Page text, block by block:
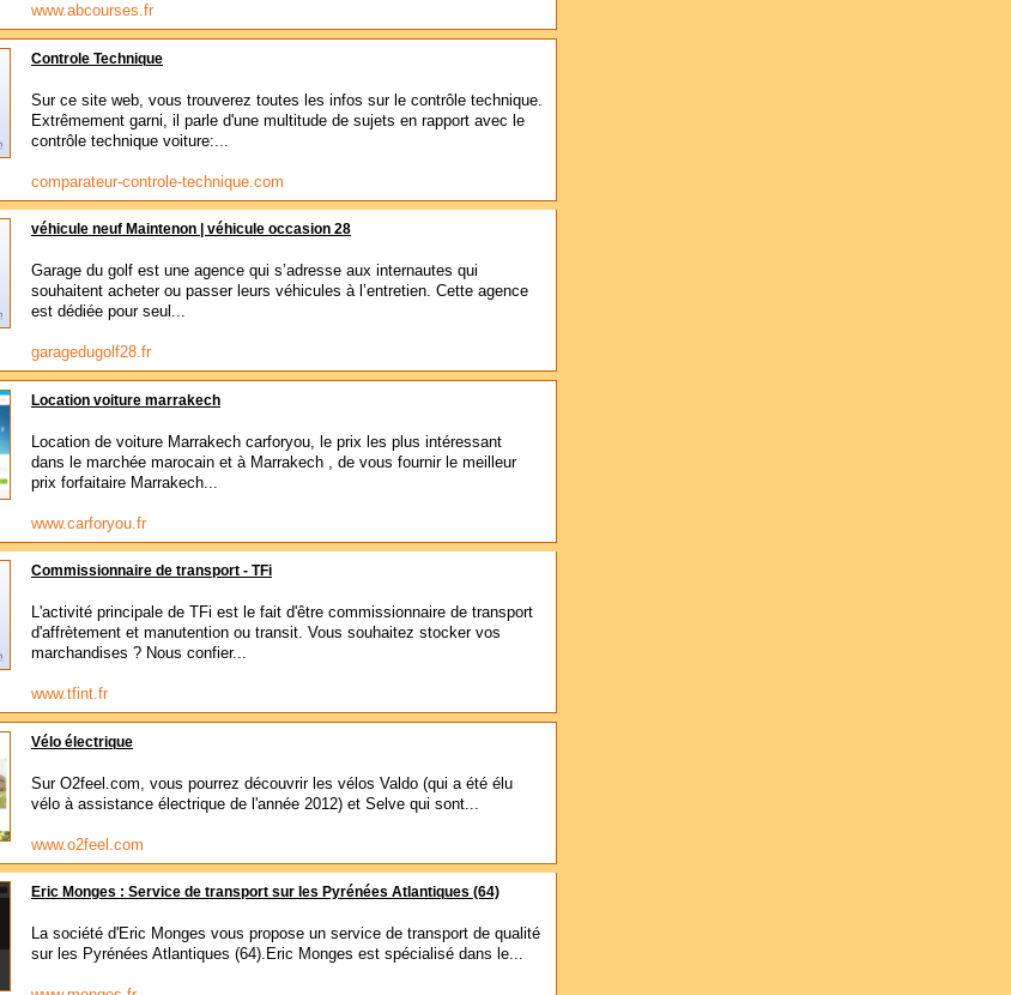
www.abcourses.fr
Controle Technique
Sur ce site web, vous trouverez toutes les infos sur le contrôle technique.
Extrêmement garni, il parle d'une multitude de sujets en rapport avec le
contrôle technique voiture:...
comparateur-controle-technique.com
véhicule neuf Maintenon | véhicule occasion 28
Garage du golf est une agence qui s’adresse aux internautes qui
souhaitent acheter ou passer leurs véhicules à l’entretien. Cette agence
est dédiée pour seul...
garagedugolf28.fr
Location voiture marrakech
Location de voiture Marrakech carforyou, le prix les plus intéressant
dans le marchée marocain et à Marrakech , de vous fournir le meilleur
prix forfaitaire Marrakech...
www.carforyou.fr
Commissionnaire de transport - TFi
L'activité principale de TFi est le fait d'être commissionnaire de transport
d'affrètement et manutention ou transit. Vous souhaitez stocker vos
marchandises ? Nous confier...
www.tfint.fr
Vélo électrique
Sur O2feel.com, vous pourrez découvrir les vélos Valdo (qui a été élu
vélo à assistance électrique de l'année 2012) et Selve qui sont...
www.o2feel.com
Eric Monges : Service de transport sur les Pyrénées Atlantiques (64)
La société d'Eric Monges vous propose un service de transport de qualité
sur les Pyrénées Atlantiques (64).Eric Monges est spécialisé dans le...